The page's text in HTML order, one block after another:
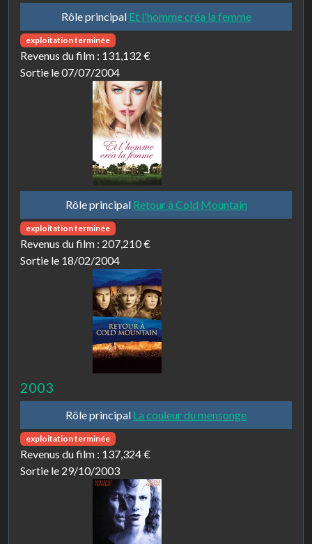
Rôle principal Et l'homme créa la femme
exploitation terminée
Revenus du film : 131,132 €
Sortie le 07/07/2004
Rôle principal Retour à Cold Mountain
exploitation terminée
Revenus du film : 207,210 €
Sortie le 18/02/2004
2003
Rôle principal La couleur du mensonge
exploitation terminée
Revenus du film : 137,324 €
Sortie le 29/10/2003